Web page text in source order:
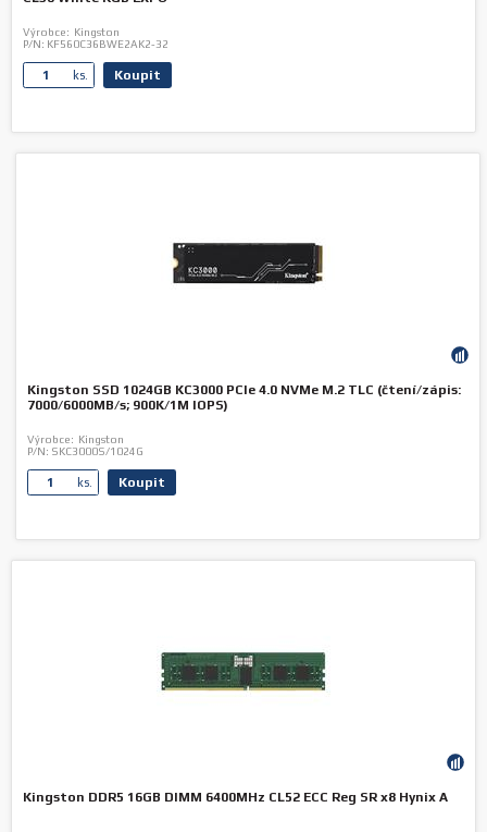
Výrobce: Kingston
P/N: KF560C36BWE2AK2-32
ks. Koupit
Kingston SSD 1024GB KC3000 PCIe 4.0 NVMe M.2 TLC (čtení/zápis:
7000/6000MB/s; 900K/1M IOPS)
Výrobce: Kingston
P/N: SKC3000S/1024G
ks. Koupit
Kingston DDR5 16GB DIMM 6400MHz CL52 ECC Reg SR x8 Hynix A